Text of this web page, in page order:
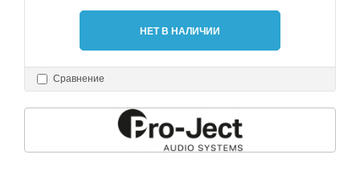
НЕТ В НАЛИЧИИ
Сравнение